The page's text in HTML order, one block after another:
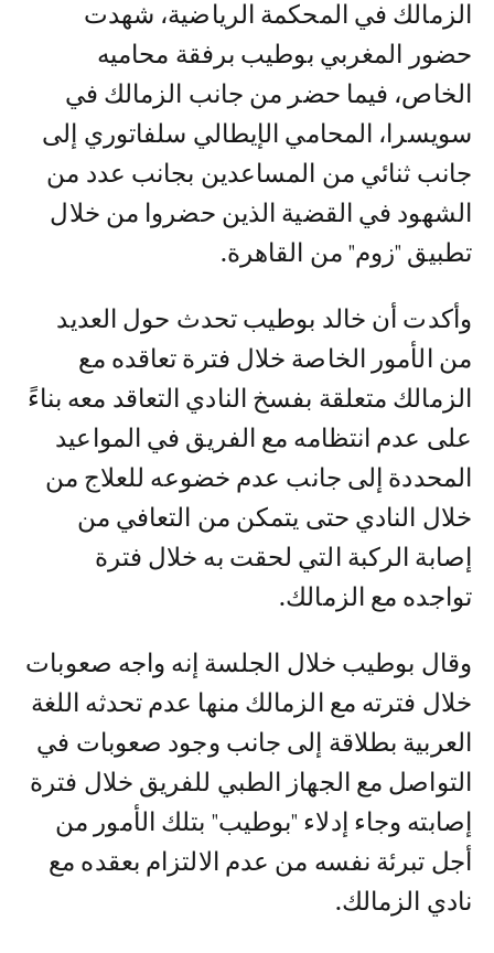
الزمالك في المحكمة الرياضية، شهدت
حضور المغربي بوطيب برفقة محاميه
الخاص، فيما حضر من جانب الزمالك في
سويسرا، المحامي الإيطالي سلفاتوري إلى
جانب ثنائي من المساعدين بجانب عدد من
الشهود في القضية الذين حضروا من خلال
تطبيق "زوم" من القاهرة.
وأكدت أن خالد بوطيب تحدث حول العديد
من الأمور الخاصة خلال فترة تعاقده مع
الزمالك متعلقة بفسخ النادي التعاقد معه بناءً
على عدم انتظامه مع الفريق في المواعيد
المحددة إلى جانب عدم خضوعه للعلاج من
خلال النادي حتى يتمكن من التعافي من
إصابة الركبة التي لحقت به خلال فترة
تواجده مع الزمالك.
وقال بوطيب خلال الجلسة إنه واجه صعوبات
خلال فترته مع الزمالك منها عدم تحدثه اللغة
العربية بطلاقة إلى جانب وجود صعوبات في
التواصل مع الجهاز الطبي للفريق خلال فترة
إصابته وجاء إدلاء "بوطيب" بتلك الأمور من
أجل تبرئة نفسه من عدم الالتزام بعقده مع
نادي الزمالك.